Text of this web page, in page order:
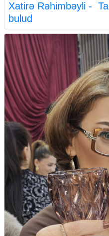
Xatirə Rəhimbəyli -
bulud